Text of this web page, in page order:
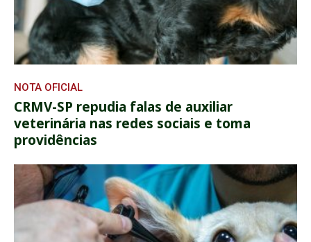
NOTA OFICIAL
CRMV-SP repudia falas de auxiliar
veterinária nas redes sociais e toma
providências